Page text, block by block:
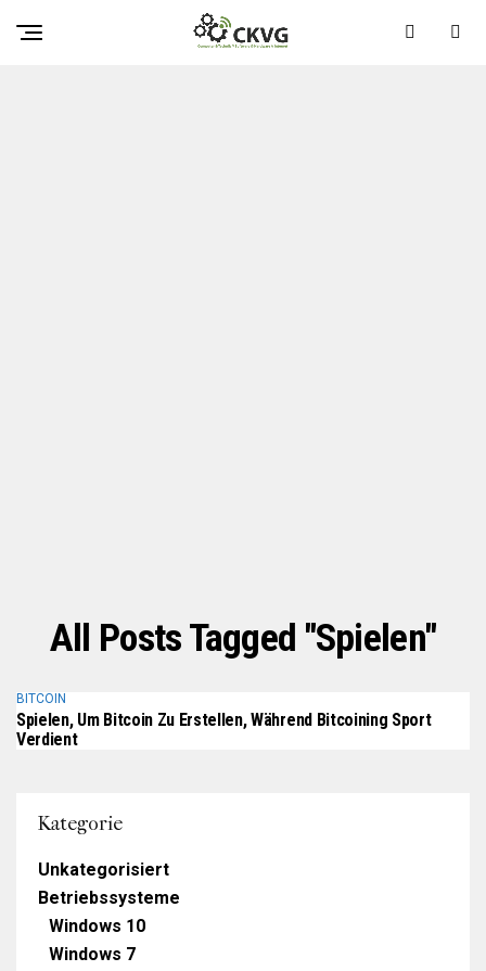
All Posts Tagged "Spielen"
BITCOIN
Spielen, Um Bitcoin Zu Erstellen, Während Bitcoining Sport
Verdient
Kategorie
Unkategorisiert
Betriebssysteme
Windows 10
Windows 7